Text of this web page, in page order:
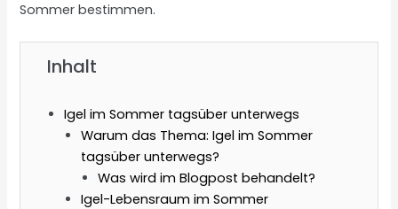
Sommer bestimmen.
Inhalt
Igel im Sommer tagsüber unterwegs
Warum das Thema: Igel im Sommer
tagsüber unterwegs?
Was wird im Blogpost behandelt?
Igel-Lebensraum im Sommer